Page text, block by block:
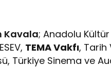
Kavala; Anadolu Kültür
TEMA Vakfı, Tarih
Türkiye Sinema ve